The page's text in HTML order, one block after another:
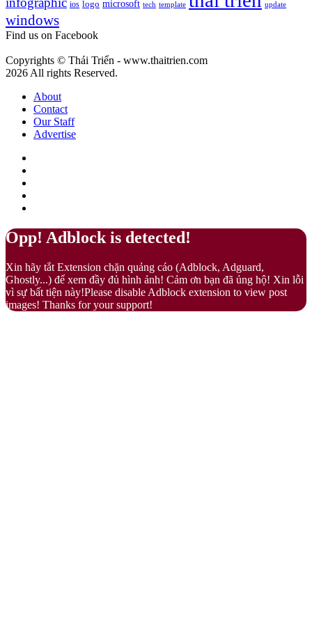
gì?
Fuzz
–
Màu
sự
nhã
ios logo microsoft tech template update
windows
Find us on Facebook
Copyrights © Thái Triển - www.thaitrien.com
2026 All rights Reserved.
About
Contact
Our Staff
Advertise
Back
to
button
Close
Opp! Adblock is detected!
Xin hãy tắt Extension chặn quảng cáo (Adblock, Adguard,
Ghostly...) để xem đầy đủ hình ảnh! Cảm ơn bạn đã ủng hộ! Xin lỗi
vì sự bất tiện này!Please disable Adblock extension to view post
images! Thanks for your support!